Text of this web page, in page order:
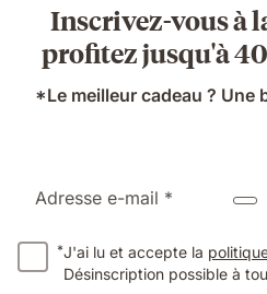
Inscrivez-vous à
profitez jusqu'à
*Le meilleur cadeau ? Une
Adresse e-mail *
*J'ai lu et accepte la
Désinscription possible à